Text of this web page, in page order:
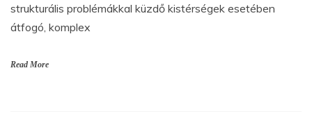
strukturális problémákkal küzdő kistérségek esetében
átfogó, komplex
Read More